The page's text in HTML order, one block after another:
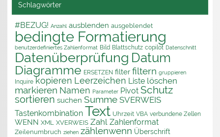
Schlagwörter
#BEZUG! Anzahl ausblenden ausgeblendet
bedingte Formatierung
benutzerdefiniertes Zahlenformat Bild Blattschutz copilot Datenschnitt
Datenüberprüfung Datum
Diagramme ERSETZEN filter filtern gruppieren
Inquire kopieren Leerzeichen Liste löschen
markieren Namen Parameter Pivot Schutz
sortieren suchen Summe SVERWEIS
Tastenkombination Text Uhrzeit VBA verbundene Zellen
WENN XML XVERWEIS Zahl Zahlenformat
Zeilenumbruch ziehen zählenwenn Überschrift